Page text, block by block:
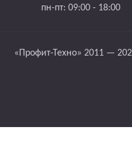
пн-пт: 09:00 - 18:00
«Профит-Техно» 2011 —